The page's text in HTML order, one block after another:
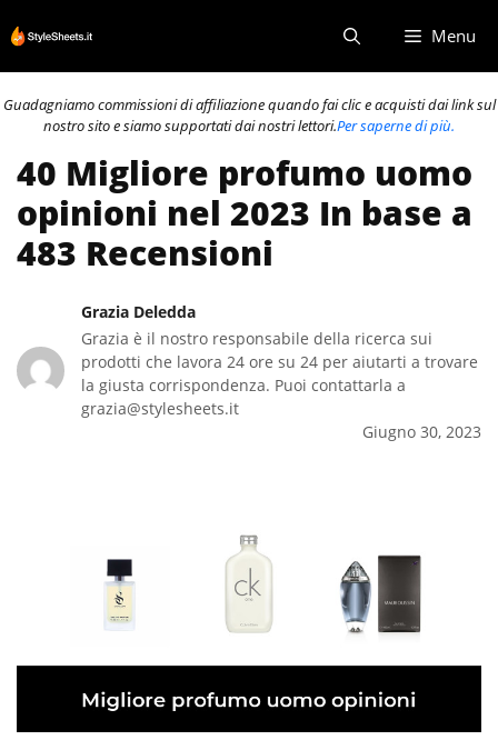
al
contenuto
Menu
Guadagniamo commissioni di affiliazione quando fai clic e acquisti dai link sul
nostro sito e siamo supportati dai nostri lettori.Per saperne di più.
40 Migliore profumo uomo
opinioni nel 2023 In base a
483 Recensioni
Grazia Deledda
Grazia è il nostro responsabile della ricerca sui
prodotti che lavora 24 ore su 24 per aiutarti a trovare
la giusta corrispondenza. Puoi contattarla a
grazia@stylesheets.it
Giugno 30, 2023